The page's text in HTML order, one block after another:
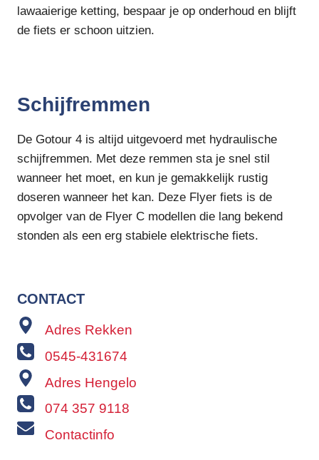
lawaaierige ketting, bespaar je op onderhoud en blijft
de fiets er schoon uitzien.
Schijfremmen
De Gotour 4 is altijd uitgevoerd met hydraulische
schijfremmen. Met deze remmen sta je snel stil
wanneer het moet, en kun je gemakkelijk rustig
doseren wanneer het kan. Deze Flyer fiets is de
opvolger van de Flyer C modellen die lang bekend
stonden als een erg stabiele elektrische fiets.
CONTACT
Adres Rekken
0545-431674
Adres Hengelo
074 357 9118
Contactinfo